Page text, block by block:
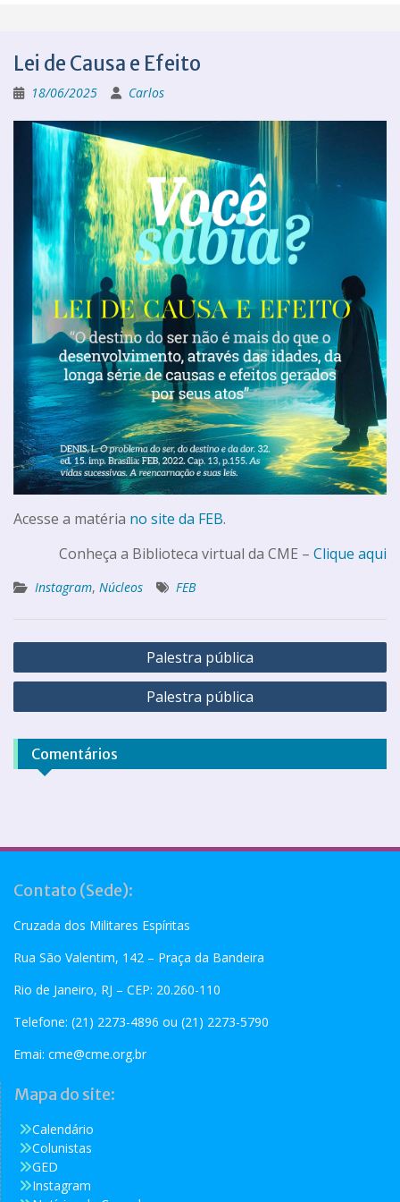
Lei de Causa e Efeito
18/06/2025 Carlos
Acesse a matéria no site da FEB.
Conheça a Biblioteca virtual da CME – Clique aqui
Instagram, Núcleos FEB
Palestra pública
Palestra pública
Comentários
Contato (Sede):
Cruzada dos Militares Espíritas
Rua São Valentim, 142 – Praça da Bandeira
Rio de Janeiro, RJ – CEP: 20.260-110
Telefone: (21) 2273-4896 ou (21) 2273-5790
Emai: cme@cme.org.br
Mapa do site:
Calendário
Colunistas
GED
Instagram